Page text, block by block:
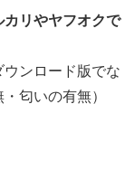
カリやヤフオクで
ンロード版でな
匂いの有無）